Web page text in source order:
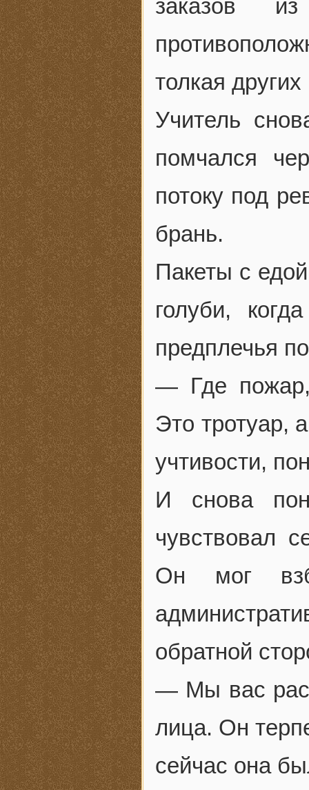
заказов
толкая
Учитель
помчался
потоку под
брань.
Пакеты с
голуби,
предплечья
— Где
Это тротуар,
учтивости,
И снова
чувствовал
Он мог
обратной
— Мы вас
лица. Он
сейчас она